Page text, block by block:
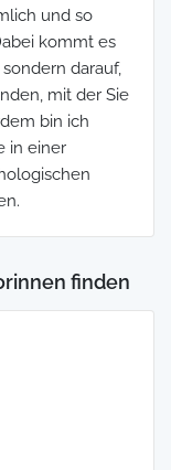
und so
kommt es
darauf,
mit der Sie
bin ich
in einer
finden